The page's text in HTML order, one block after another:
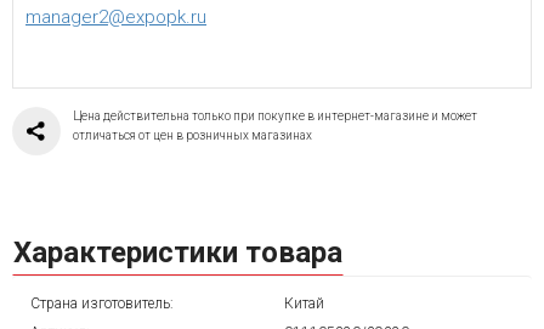
manager2@expopk.ru
Цена действительна только при покупке в интернет-магазине и может
отличаться от цен в розничных магазинах
Характеристики товара
Страна изготовитель:
Китай